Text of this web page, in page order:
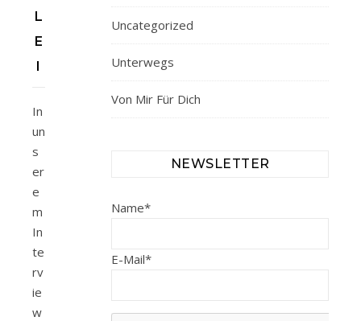
L
E
I
In
un
s
er
e
m
In
te
rv
ie
w
Uncategorized
Unterwegs
Von Mir Für Dich
NEWSLETTER
Name*
E-Mail*